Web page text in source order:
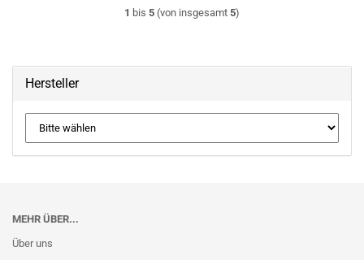
1 bis 5 (von insgesamt 5)
Hersteller
MEHR ÜBER...
Über uns